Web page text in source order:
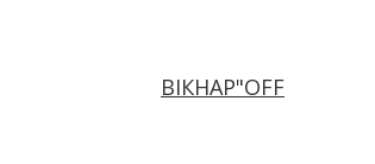
ВІКНАР"OFF